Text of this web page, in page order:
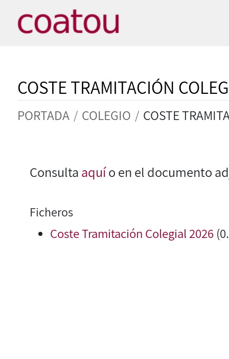
COSTE TRAMITACIÓN
PORTADA COLEGIO COSTE
Consulta aquío en el documento
Ficheros
Coste Tramitación Colegial 2026